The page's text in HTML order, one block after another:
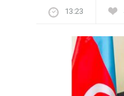
13:23